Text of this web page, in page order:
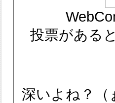
投票がある
深いよね？（